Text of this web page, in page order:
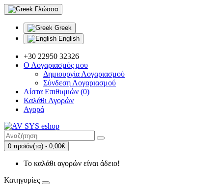
Γλώσσα
Greek
English
+30 22950 32326
Ο Λογαριασμός μου
Δημιουργία Λογαριασμού
Σύνδεση Λογαριασμού
Λίστα Επιθυμιών (0)
Καλάθι Αγορών
Αγορά
0 προϊόν(τα) - 0,00€
Το καλάθι αγορών είναι άδειο!
Κατηγορίες